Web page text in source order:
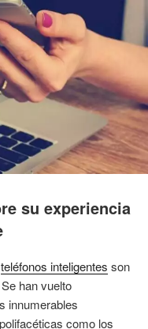
su experiencia
teléfonos inteligentes son
han vuelto
innumerables
como los